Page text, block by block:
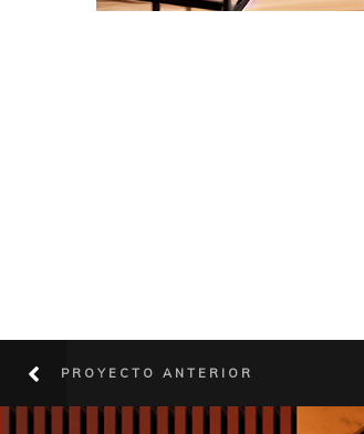
PROYECTO ANTERIOR